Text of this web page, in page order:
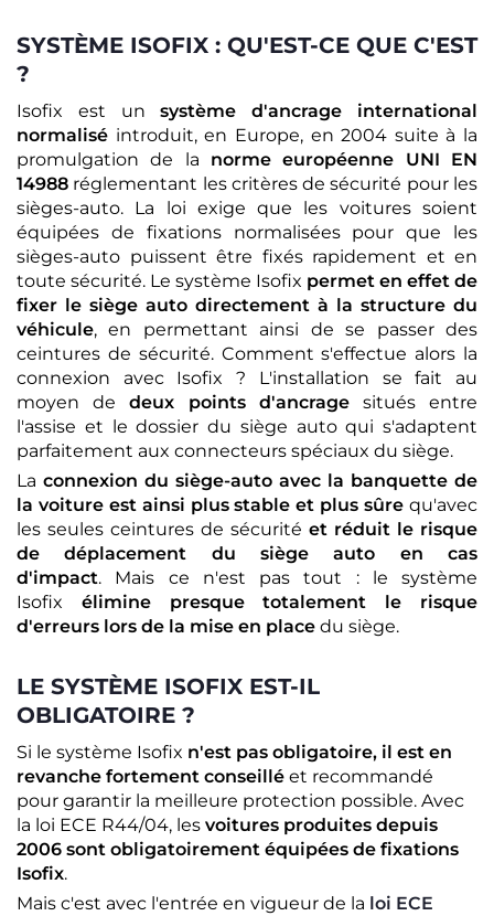
SYSTÈME ISOFIX : QU'EST-CE QUE C'EST
?
Isofix est unsystème d'ancrage international
normalisé introduit, en Europe, en 2004 suite à la
promulgation de la norme européenne UNI EN
14988 réglementant les critères de sécurité pour les
sièges-auto. La loi exige que les voitures soient
équipées de fixations normalisées pour que les
sièges-auto puissent être fixés rapidement et en
toute sécurité. Le système Isofix permet en effet de
fixer le siège auto directement à la structure du
véhicule, en permettant ainsi de se passer des
ceintures de sécurité. Comment s'effectue alors la
connexion avec Isofix ? L'installation se fait au
moyen dedeux points d'ancragesitués entre
l'assise et le dossier du siège auto qui s'adaptent
parfaitement aux connecteurs spéciaux du siège.
La connexion du siège-auto avec la banquette de
la voiture est ainsi plus stable et plus sûre qu'avec
les seules ceintures de sécurité et réduit le risque
de déplacement du siège auto en cas
d'impact. Mais ce n'est pas tout : le système
Isofix élimine presque totalement le risque
d'erreurs lors de la mise en place du siège.
LE SYSTÈME ISOFIX EST-IL
OBLIGATOIRE ?
Si le système Isofix n'est pas obligatoire, il est en
revanche fortement conseillé et recommandé
pour garantir la meilleure protection possible. Avec
la loi ECE R44/04, les voitures produites depuis
2006 sont obligatoirement équipées de fixations
Isofix.
Mais c'est avec l'entrée en vigueur de la loi ECE